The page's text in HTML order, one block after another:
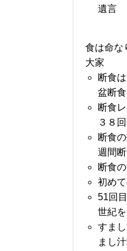
遺言
食は命な
大家
断食
盆断食
断食
３８
断食
週間
断食
初め
51回
世紀
すま
まし